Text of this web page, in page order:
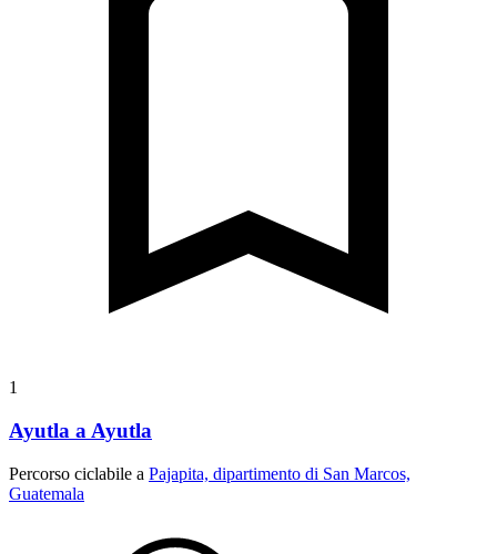
1
Ayutla a Ayutla
Percorso ciclabile a Pajapita, dipartimento di San Marcos,
Guatemala